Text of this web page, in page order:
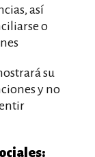
así
o
su
y no